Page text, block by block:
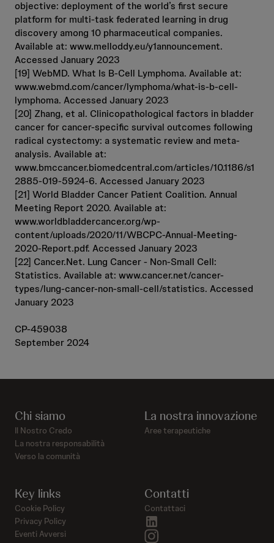
objective: deployment of the world’s first secure
platform for multi-task federated learning in drug
discovery among 10 pharmaceutical companies.
Available at: www.melloddy.eu/y1announcement.
Accessed January 2023
[19] WebMD. What Is B-Cell Lymphoma. Available at:
www.webmd.com/cancer/lymphoma/what-is-b-cell-
lymphoma. Accessed January 2023
[20] Zhang, et al. Clinicopathological factors in bladder
cancer for cancer-specific survival outcomes following
radical cystectomy: a systematic review and meta-
analysis. Available at:
www.bmccancer.biomedcentral.com/articles/10.1186/s1
2885-019-5924-6. Accessed January 2023
[21] World Bladder Cancer Patient Coalition. Annual
Meeting Report 2020. Available at:
www.worldbladdercancer.org/wp-
content/uploads/2020/11/WBCPC-Annual-Meeting-
2020-Report.pdf. Accessed January 2023
[22] Cancer.Net. Lung Cancer - Non-Small Cell:
Statistics. Available at: www.cancer.net/cancer-
types/lung-cancer-non-small-cell/statistics. Accessed
January 2023
CP-459038
September 2024
Chi siamo
Il Nostro Credo
La nostra responsabilità
Verso la comunità
La nostra innovazione
Aree terapeutiche
Contatti
Contattaci
Key links
Cookie Policy
Privacy Policy
Eventi Avversi